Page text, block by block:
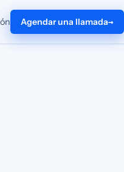
Agendar una llamada